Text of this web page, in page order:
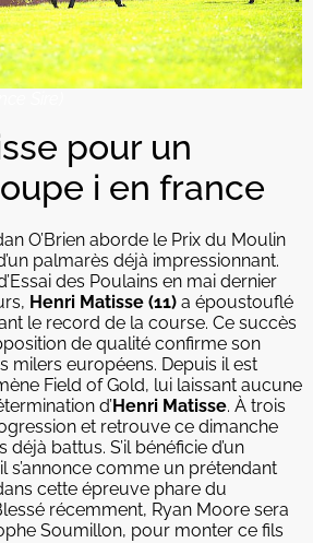
pour un
i en france
O’Brien aborde le Prix du Moulin
palmarès déjà impressionnant.
des Poulains en mai dernier
Henri Matisse (11) a époustouflé
le record de la course. Ce succès
de qualité confirme son
milers européens. Depuis il est
Field of Gold, lui laissant aucune
d’ Henri Matisse. À trois
et retrouve ce dimanche
battus. S’il bénéficie d’un
s’annonce comme un prétendant
cette épreuve phare du
récemment, Ryan Moore sera
Soumillon, pour monter ce fils